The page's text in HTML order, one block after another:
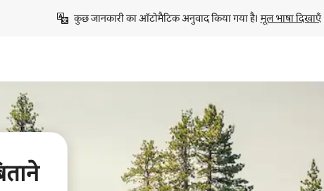
कुछ जानकारी का ऑटोमैटिक अनुवाद किया गया है। मूल भाषा दिखाएँ